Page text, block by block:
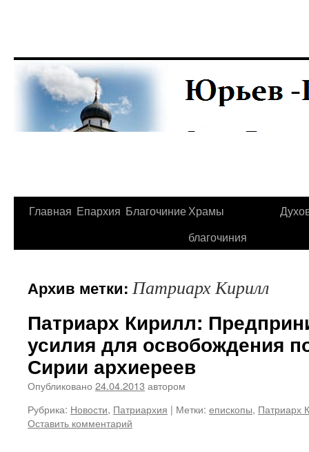
Перейти
Главная Епархия БлагочиниеХрамы
благочиния
Архив метки: Патриарх Кирилл
Патриарх Кирилл:
усилия для освобождения
Сирии архиереев
Опубликовано 24.04.2013 автором
Рубрика: Новости, Патриархия | Метки: епископы, Патриарх
Оставить комментарий